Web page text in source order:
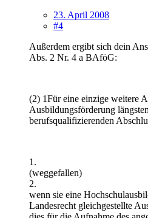
23. April 2008
#4
Außerdem ergibt sich dein
Abs. 2 Nr. 4 a BAföG:
(2) 1Für eine einzige weitere
Ausbildungsförderung
berufsqualifizierenden
1.
(weggefallen)
2.
wenn sie eine
Landesrecht gleichgestellte